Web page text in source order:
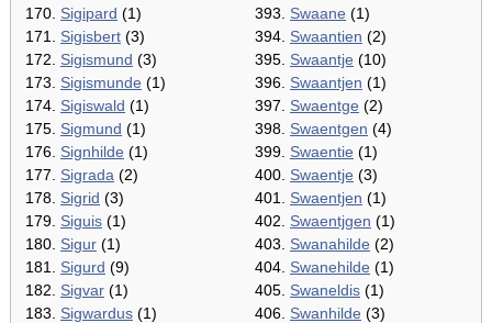
170. Sigipard (1)
171. Sigisbert (3)
172. Sigismund (3)
173. Sigismunde (1)
174. Sigiswald (1)
175. Sigmund (1)
176. Signhilde (1)
177. Sigrada (2)
178. Sigrid (3)
179. Siguis (1)
180. Sigur (1)
181. Sigurd (9)
182. Sigvar (1)
183. Sigwardus (1)
393. Swaane (1)
394. Swaantien (2)
395. Swaantje (10)
396. Swaantjen (1)
397. Swaentge (2)
398. Swaentgen (4)
399. Swaentie (1)
400. Swaentje (3)
401. Swaentjen (1)
402. Swaentjgen (1)
403. Swanahilde (2)
404. Swanehilde (1)
405. Swaneldis (1)
406. Swanhilde (3)